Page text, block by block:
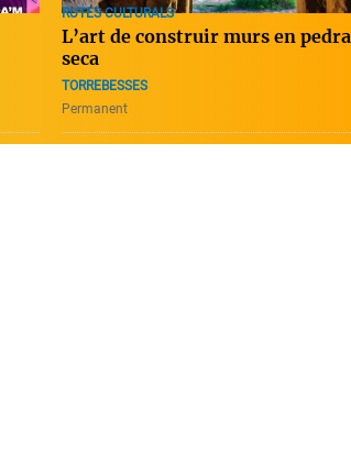
RUTES CULTURALS
L’art de construir murs en pedra
seca
TORREBESSES
Permanent